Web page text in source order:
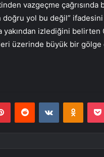
vazgeçme çağrısında
yol bu değil” ifadesini
yakından izlediğini
üzerinde büyük bir gölge
PinterestReddit VKontakte